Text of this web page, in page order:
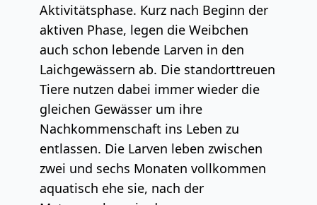
Aktivitätsphase. Kurz nach Beginn der
aktiven Phase, legen die Weibchen
auch schon lebende Larven in den
Laichgewässern ab. Die standorttreuen
Tiere nutzen dabei immer wieder die
gleichen Gewässer um ihre
Nachkommenschaft ins Leben zu
entlassen. Die Larven leben zwischen
zwei und sechs Monaten vollkommen
aquatisch ehe sie, nach der